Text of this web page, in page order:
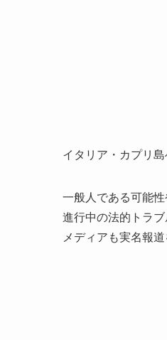
イタリア・カプリ
一般人である可能性
進行中の法的トラ
メディアも実名報